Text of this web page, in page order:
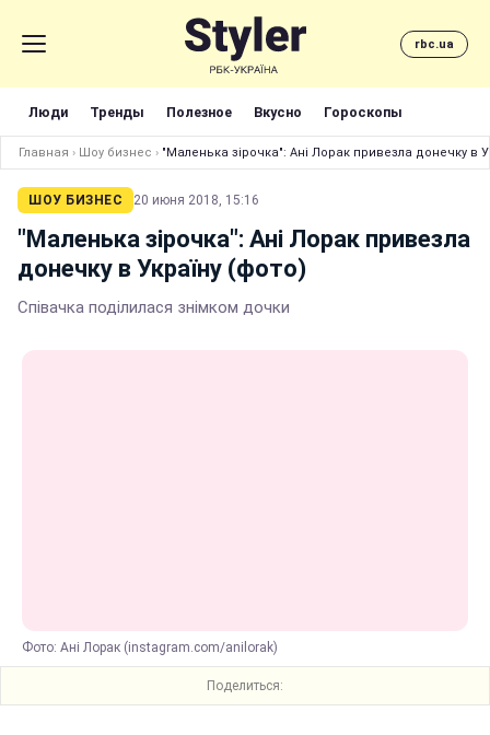
rbc.ua
Люди Тренды Полезное Вкусно Гороскопы
Главная › Шоу бизнес › "Маленька зірочка": Ані Лорак привезла донечку в
ШОУ БИЗНЕС 20 июня 2018, 15:16
"Маленька зірочка": Ані Лорак привезла
донечку в Україну (фото)
Співачка поділилася знімком дочки
Фото: Ані Лорак (instagram.com/anilorak)
Поделиться: